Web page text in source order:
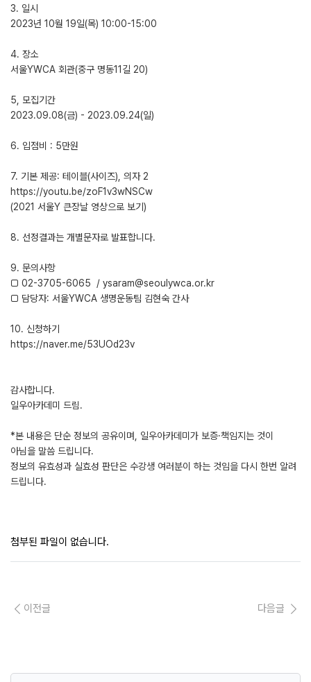
3. 일시
2023년 10월 19일(목) 10:00-15:00
4. 장소
서울YWCA 회관(중구 명동11길 20)
5, 모집기간
2023.09.08(금) - 2023.09.24(일)
6. 입점비 : 5만원
7. 기본 제공: 테이블(사이즈), 의자 2
https://youtu.be/zoF1v3wNSCw
(2021 서울Y 큰장날 영상으로 보기)
8. 선정결과는 개별문자로 발표합니다.
9. 문의사항
□ 02-3705-6065 / ysaram@seoulywca.or.kr
□ 담당자: 서울YWCA 생명운동팀 김현숙 간사
10. 신청하기
https://naver.me/53UOd23v
감사합니다.
일우아카데미 드림.
*본 내용은 단순 정보의 공유이며, 일우아카데미가 보증·책임지는 것이
아님을 말씀 드립니다.
정보의 유효성과 실효성 판단은 수강생 여러분이 하는 것임을 다시 한번 알려
드립니다.
첨부된 파일이 없습니다.
이전글 다음글